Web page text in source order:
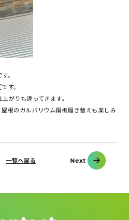
。
す。
がりも違ってきます。
根のガルバリウム鋼板履き替えも楽しみ
Next
一覧へ戻る